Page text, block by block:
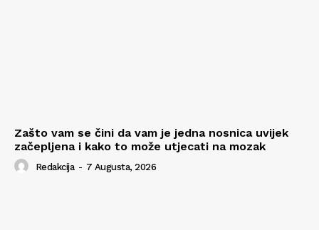
Zašto vam se čini da vam je jedna nosnica uvijek
začepljena i kako to može utjecati na mozak
Redakcija - 7 Augusta, 2026